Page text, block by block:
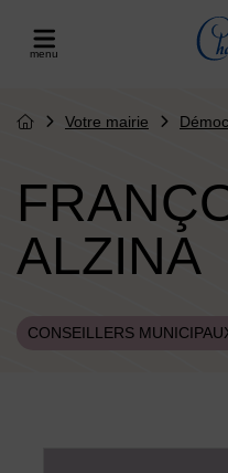
le menu
Page d'accueil du site
Votre mairie
ALZINA
CONSEILLERS